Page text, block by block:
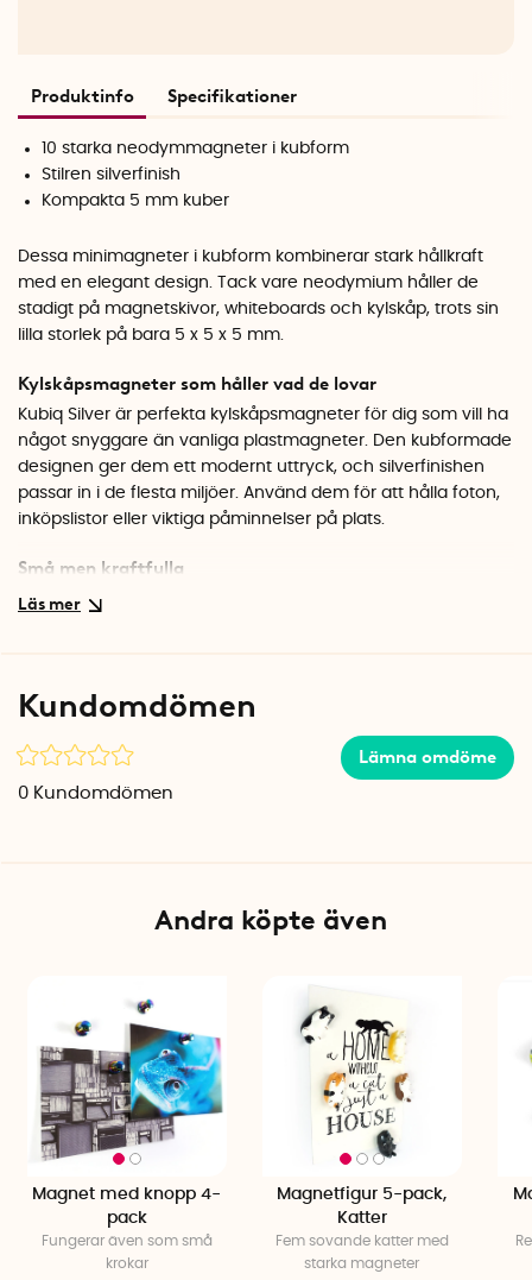
Produktinfo Specifikationer
10 starka neodymmagneter i kubform
Stilren silverfinish
Kompakta 5 mm kuber
Dessa minimagneter i kubform kombinerar stark hållkraft
med en elegant design. Tack vare neodymium håller de
stadigt på magnetskivor, whiteboards och kylskåp, trots sin
lilla storlek på bara 5 x 5 x 5 mm.
Kylskåpsmagneter som håller vad de lovar
Kubiq Silver är perfekta kylskåpsmagneter för dig som vill ha
något snyggare än vanliga plastmagneter. Den kubformade
designen ger dem ett modernt uttryck, och silverfinishen
passar in i de flesta miljöer. Använd dem för att hålla foton,
inköpslistor eller viktiga påminnelser på plats.
Små men kraftfulla
Neodymmagneter är kända för sin överlägsna magnetkraft i
stycken, så det finns gott om magneter att använda på
Mått: 5 x 5 x 5 mm
Kundomdömen
Lämna omdöme
0 Kundomdömen
Andra köpte även
Magnet med knopp 4-
pack
Fungerar även som små
krokar
Magnetfigur 5-pack,
Katter
Fem sovande katter med
starka magneter